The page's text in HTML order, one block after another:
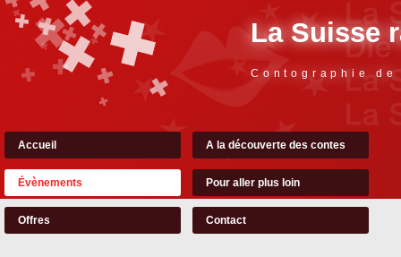
La Suisse
Contographie
Accueil A la découverte des contes
Évènements Pour aller plus loin
Offres Contact